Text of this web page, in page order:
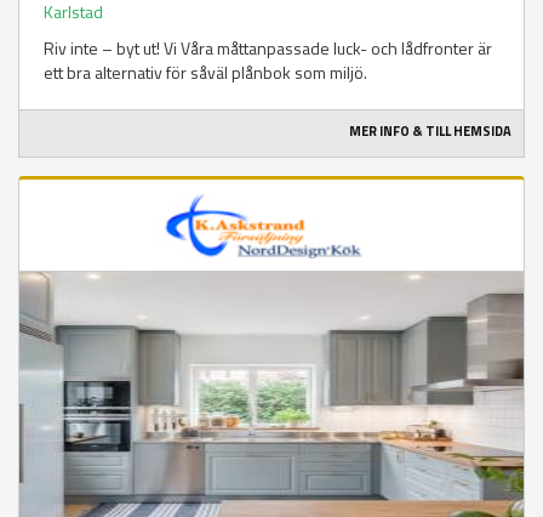
Karlstad
Riv inte – byt ut! Vi Våra måttanpassade luck- och lådfronter är
ett bra alternativ för såväl plånbok som miljö.
MER INFO & TILL HEMSIDA